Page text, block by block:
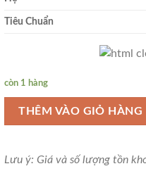
Tiêu Chuẩn
còn 1 hàng
THÊM VÀO GIỎ HÀNG
Lưu ý: Giá và số lượng tồn